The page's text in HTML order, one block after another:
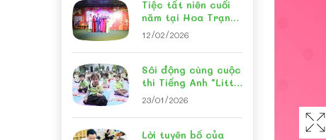
Tiệc tất niên cuối
năm tại Hoa Trạng
Nguyên
12/02/2026
Sôi động cùng cuộc
thi Tiếng Anh "Little
English Stars 2026"
23/01/2026
Lời tuyên bố của